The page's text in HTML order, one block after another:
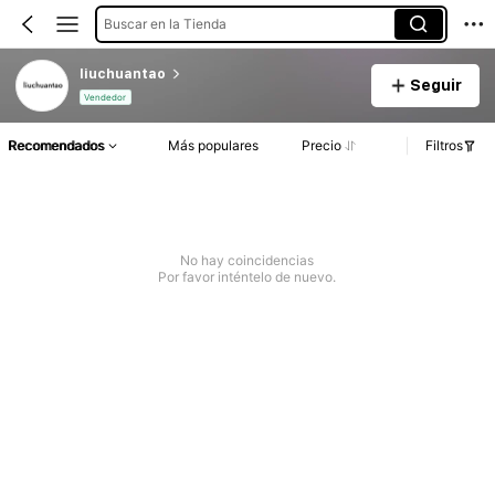
Buscar en la Tienda
liuchuantao
Vendedor
Seguir
Recomendados Más populares Precio Filtros
No hay coincidencias
Por favor inténtelo de nuevo.